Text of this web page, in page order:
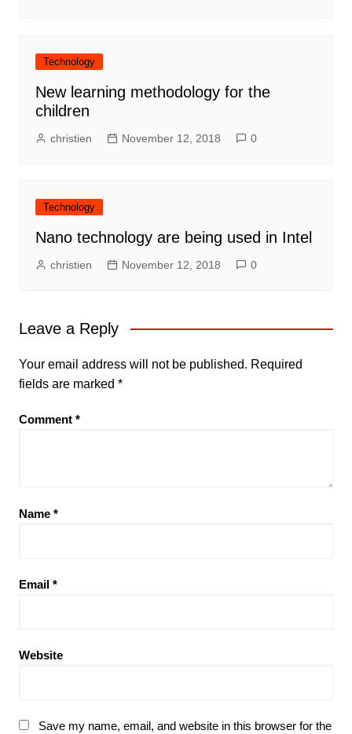
Technology
New learning methodology for the
children
christien November 12, 2018 0
Technology
Nano technology are being used in Intel
christien November 12, 2018 0
Leave a Reply
Your email address will not be published. Required
fields are marked *
Comment *
Name *
Email *
Website
Save my name, email, and website in this browser for the